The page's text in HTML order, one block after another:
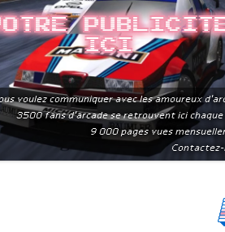
ici
voulez communiquer avec les amoureux
3500 fans d'arcade se retrouvent ici chaque
9 000 pages vues